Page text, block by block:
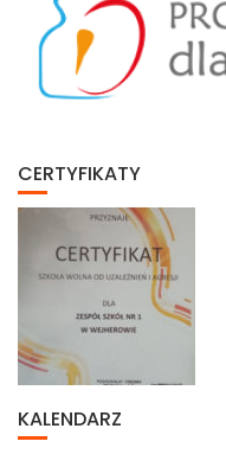
CERTYFIKATY
KALENDARZ